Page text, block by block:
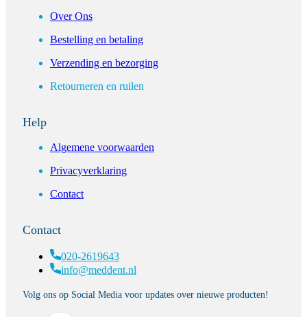
Over Ons
Bestelling en betaling
Verzending en bezorging
Retourneren en ruilen
Help
Algemene voorwaarden
Privacyverklaring
Contact
Contact
020-2619643
info@meddent.nl
Volg ons op Social Media voor updates over nieuwe producten!